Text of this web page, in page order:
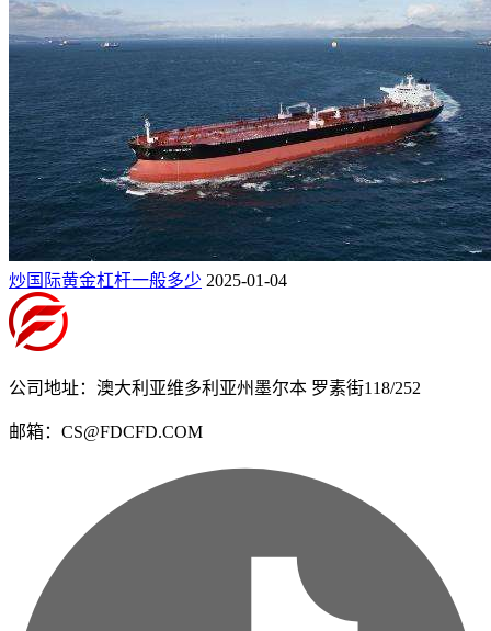
炒国际黄金杠杆一般多少 2025-01-04
公司地址：澳大利亚维多利亚州墨尔本 罗素街118/252
邮箱：CS@FDCFD.COM